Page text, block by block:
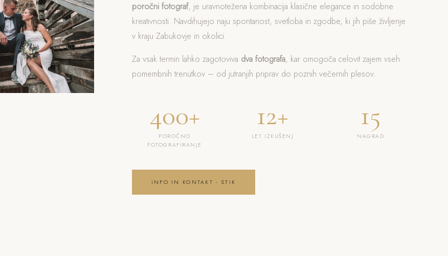
poročni fotograf, je uravnotežena kombinacija klasične elegance in sodobne
kreativnosti. Navdihujejo naju spontanost, svetloba in zgodbe, ki jih piše življenje
v kraju Zabukovje in okolici.
Za vsak termin lahko zagotoviva dva fotografa, kar omogoča celovit zajem vseh
pomembnih trenutkov – od jutranjih priprav do poznih večernih plesov.
400+
POROČNO
FOTOGRAFIRANJE
12+
LET IZKUŠENJ
15
NAGRAD
INFO IN KONTAKT - STIK